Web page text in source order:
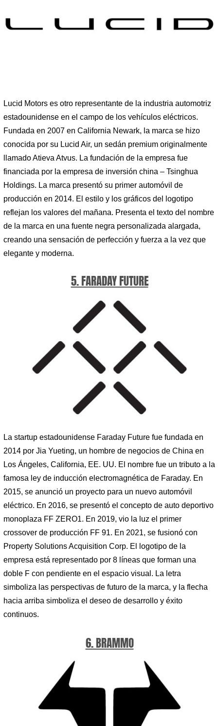
Lucid Motors es otro representante de la industria automotriz
estadounidense en el campo de los vehículos eléctricos.
Fundada en 2007 en California Newark, la marca se hizo
conocida por su Lucid Air, un sedán premium originalmente
llamado Atieva Atvus. La fundación de la empresa fue
financiada por la empresa de inversión china – Tsinghua
Holdings. La marca presentó su primer automóvil de
producción en 2014. El estilo y los gráficos del logotipo
reflejan los valores del mañana. Presenta el texto del nombre
de la marca en una fuente negra personalizada alargada,
creando una sensación de perfección y fuerza a la vez que
elegante y moderna.
5. FARADAY FUTURE
La startup estadounidense Faraday Future fue fundada en
2014 por Jia Yueting, un hombre de negocios de China en
Los Ángeles, California, EE. UU. El nombre fue un tributo a la
famosa ley de inducción electromagnética de Faraday. En
2015, se anunció un proyecto para un nuevo automóvil
eléctrico. En 2016, se presentó el concepto de auto deportivo
monoplaza FF ZERO1. En 2019, vio la luz el primer
crossover de producción FF 91. En 2021, se fusionó con
Property Solutions Acquisition Corp. El logotipo de la
empresa está representado por 8 líneas que forman una
doble F con pendiente en el espacio visual. La letra
simboliza las perspectivas de futuro de la marca, y la flecha
hacia arriba simboliza el deseo de desarrollo y éxito
continuos.
6. BRAMMO